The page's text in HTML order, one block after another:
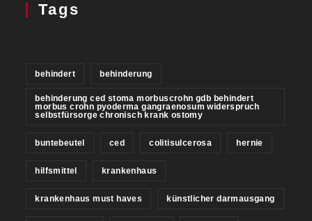
Tags
behindert behinderung
behinderung ced stoma morbuscrohn gdb behindert
morbus crohn pyoderma gangraenosum widerspruch
selbstfürsorge chronisch krank ostomy
buntebeutel ced colitisulcerosa hernie
hilfsmittel krankenhaus
krankenhaus must haves künstlicher darmausgang